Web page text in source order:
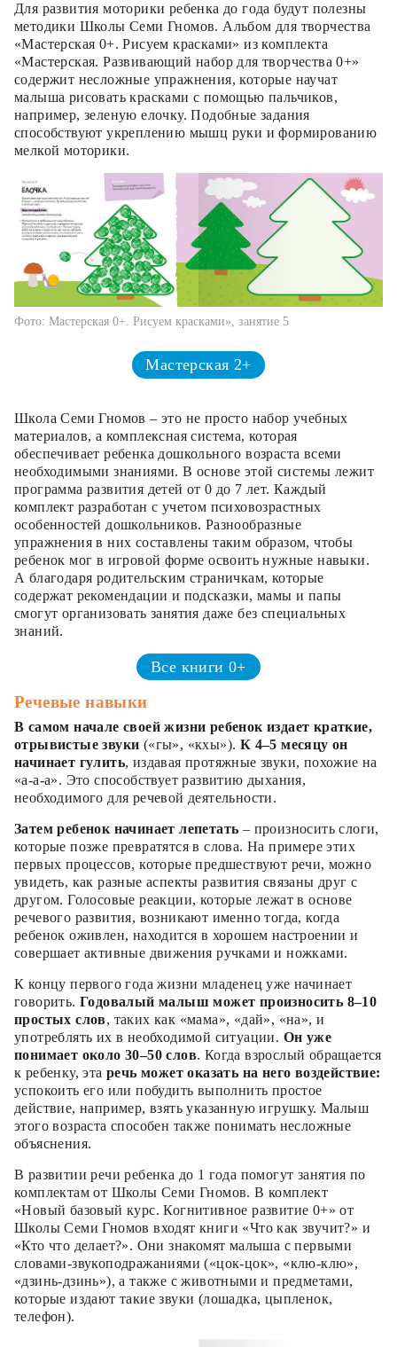
Для развития моторики ребенка до года будут полезны
методики Школы Семи Гномов. Альбом для творчества
«Мастерская 0+. Рисуем красками» из комплекта
«Мастерская. Развивающий набор для творчества 0+»
содержит несложные упражнения, которые научат
малыша рисовать красками с помощью пальчиков,
например, зеленую елочку. Подобные задания
способствуют укреплению мышц руки и формированию
мелкой моторики.
Фото: Мастерская 0+. Рисуем красками», занятие 5
Мастерская 2+
Школа Семи Гномов – это не просто набор учебных
материалов, а комплексная система, которая
обеспечивает ребенка дошкольного возраста всеми
необходимыми знаниями. В основе этой системы лежит
программа развития детей от 0 до 7 лет. Каждый
комплект разработан с учетом психовозрастных
особенностей дошкольников. Разнообразные
упражнения в них составлены таким образом, чтобы
ребенок мог в игровой форме освоить нужные навыки.
А благодаря родительским страничкам, которые
содержат рекомендации и подсказки, мамы и папы
смогут организовать занятия даже без специальных
знаний.
Все книги 0+
Речевые навыки
В самом начале своей жизни ребенок издает краткие,
отрывистые звуки («гы», «кхы»). К 4–5 месяцу он
начинает гулить, издавая протяжные звуки, похожие на
«а-а-а». Это способствует развитию дыхания,
необходимого для речевой деятельности.
Затем ребенок начинает лепетать – произносить слоги,
которые позже превратятся в слова. На примере этих
первых процессов, которые предшествуют речи, можно
увидеть, как разные аспекты развития связаны друг с
другом. Голосовые реакции, которые лежат в основе
речевого развития, возникают именно тогда, когда
ребенок оживлен, находится в хорошем настроении и
совершает активные движения ручками и ножками.
К концу первого года жизни младенец уже начинает
говорить.Годовалый малыш может произносить 8–10
простых слов, таких как «мама», «дай», «на», и
употреблять их в необходимой ситуации. Он уже
понимает около 30–50 слов. Когда взрослый обращается
к ребенку, этаречь может оказать на него воздействие:
успокоить его или побудить выполнить простое
действие, например, взять указанную игрушку. Малыш
этого возраста способен также понимать несложные
объяснения.
В развитии речи ребенка до 1 года помогут занятия по
комплектам от Школы Семи Гномов. В комплект
«Новый базовый курс. Когнитивное развитие 0+» от
Школы Семи Гномов входят книги «Что как звучит?» и
«Кто что делает?». Они знакомят малыша с первыми
словами-звукоподражаниями («цок-цок», «клю-клю»,
«дзинь-дзинь»), а также с животными и предметами,
которые издают такие звуки (лошадка, цыпленок,
телефон).